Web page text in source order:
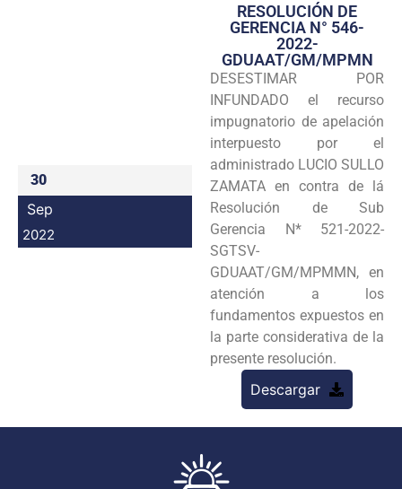
Transparencia
Seguridad
Programas
Intranet
30
Sep
2022
RESOLUCIÓN DE
GERENCIA N° 546-
2022-
GDUAAT/GM/MPMN
DESESTIMAR POR
INFUNDADO el recurso
impugnatorio de apelación
interpuesto por el
administrado LUCIO SULLO
ZAMATA en contra de lá
Resolución de Sub
Gerencia N* 521-2022-
SGTSV-
GDUAAT/GM/MPMMN, en
atención a los
fundamentos expuestos en
la parte considerativa de la
presente resolución.
Descargar